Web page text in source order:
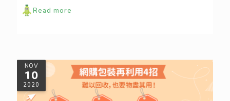
庫，維持乾淨整潔讓一家吃穿無憂。要怎麼正確的使
用電冰箱呢？以下要點跟我們一起學習吧！
Read more
NOV
10
2020